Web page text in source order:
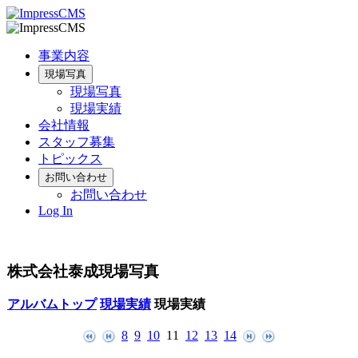
事業内容
現場写真
現場写真
現場実績
会社情報
スタッフ募集
トピックス
お問い合わせ
お問い合わせ
Log In
株式会社泰成現場写真
アルバムトップ 現場実績 現場実績
8 9 10 11 12 13 14